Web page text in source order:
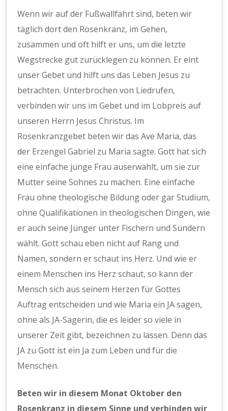
Wenn wir auf der Fußwallfahrt sind, beten wir
täglich dort den Rosenkranz, im Gehen,
zusammen und oft hilft er uns, um die letzte
Wegstrecke gut zurücklegen zu können. Er eint
unser Gebet und hilft uns das Leben Jesus zu
betrachten. Unterbrochen von Liedrufen,
verbinden wir uns im Gebet und im Lobpreis auf
unseren Herrn Jesus Christus. Im
Rosenkranzgebet beten wir das Ave Maria, das
der Erzengel Gabriel zu Maria sagte. Gott hat sich
eine einfache junge Frau auserwählt, um sie zur
Mutter seine Sohnes zu machen. Eine einfache
Frau ohne theologische Bildung oder gar Studium,
ohne Qualifikationen in theologischen Dingen, wie
er auch seine Jünger unter Fischern und Sündern
wählt. Gott schau eben nicht auf Rang und
Namen, sondern er schaut ins Herz. Und wie er
einem Menschen ins Herz schaut, so kann der
Mensch sich aus seinem Herzen für Gottes
Auftrag entscheiden und wie Maria ein JA sagen,
ohne als JA-Sagerin, die es leider so viele in
unserer Zeit gibt, bezeichnen zu lassen. Denn das
JA zu Gott ist ein Ja zum Leben und für die
Menschen.
Beten wir in diesem Monat Oktober den
Rosenkranz in diesem Sinne und verbinden wir